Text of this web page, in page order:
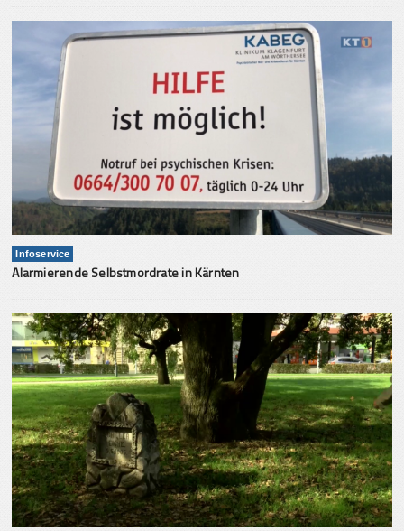
Infoservice
Alarmierende Selbstmordrate in Kärnten